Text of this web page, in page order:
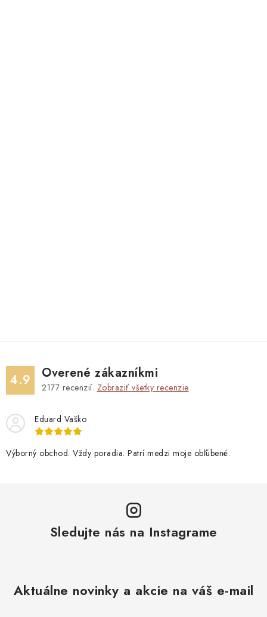
4.9 Overené zákazníkmi
2177 recenzií. Zobraziť všetky recenzie
Eduard Vaško
Výborný obchod. Vždy poradia. Patrí medzi moje obľúbené.
Sledujte nás na Instagrame
Aktuálne novinky a akcie na váš e-mail